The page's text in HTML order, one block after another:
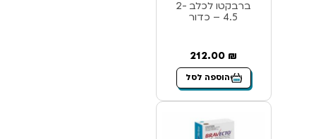
ברבקטו לכלב 2-
4.5 – כדור
212.00 ₪
הוספה לסל